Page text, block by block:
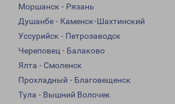
Моршанск - Рязань
Душанбе - Каменск-Шахтинский
Уссурийск - Петрозаводск
Череповец - Балаково
Ялта - Смоленск
Прохладный - Благовещенск
Тула - Вышний Волочек